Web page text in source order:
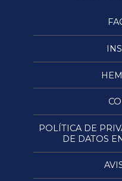
POLÍTICA DE
DE DATOS